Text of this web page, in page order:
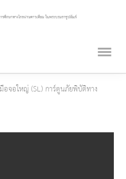
อจอใหญ่ (SL) การ์ตูนภัยพิบัติทาง